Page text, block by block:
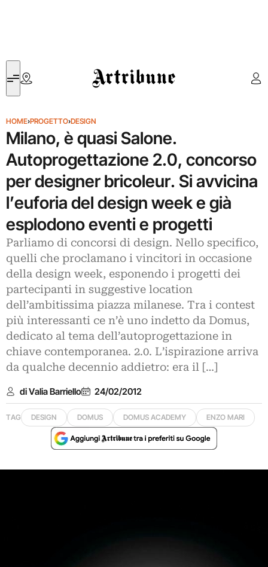
Artribune
HOME›PROGETTO›DESIGN
Milano, è quasi Salone.
Autoprogettazione 2.0, concorso
per designer bricoleur. Si avvicina
l’euforia del design week e già
esplodono eventi e progetti
Parliamo di concorsi di design. Nello specifico,
quelli che proclamano i vincitori in occasione
della design week, esponendo i progetti dei
partecipanti in suggestive location
dell’ambitissima piazza milanese. Tra i contest
più interessanti ce n’è uno indetto da Domus,
dedicato al tema dell’autoprogettazione in
chiave contemporanea. 2.0. L’ispirazione arriva
da qualche decennio addietro: era il […]
di Valia Barriello 24/02/2012
TAG DESIGN DOMUS DOMUS ACADEMY ENZO MARI